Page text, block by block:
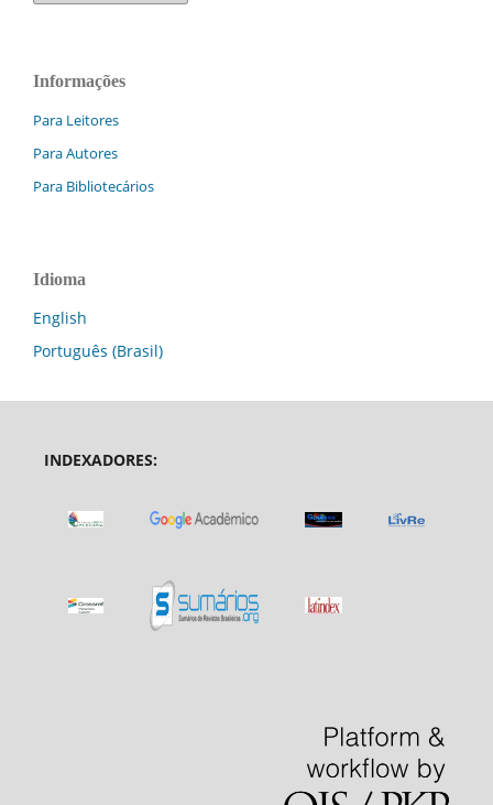
Informações
Para Leitores
Para Autores
Para Bibliotecários
Idioma
English
Português (Brasil)
INDEXADORES: